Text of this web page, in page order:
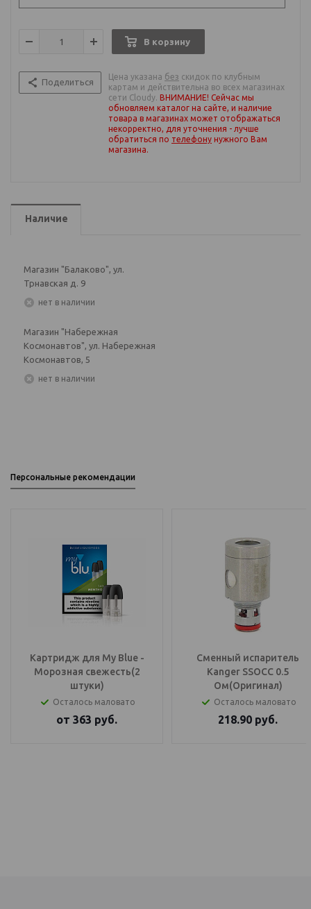
В корзину
Поделиться
Цена указана без скидок по клубным
картам и действительна во всех магазинах
сети Cloudy. ВНИМАНИЕ! Сейчас мы
обновляем каталог на сайте, и наличие
товара в магазинах может отображаться
некорректно, для уточнения - лучше
обратиться по телефону нужного Вам
магазина.
Наличие
Магазин "Балаково", ул.
Трнавская д. 9
Нет в наличии
Магазин "Набережная
Космонавтов", ул. Набережная
Космонавтов, 5
Нет в наличии
Персональные рекомендации
Картридж для My Blue -
Морозная свежесть(2
штуки)
Осталось маловато
от 363 руб.
Сменный испаритель
Kanger SSOCC 0.5
Ом(Оригинал)
Осталось маловато
218.90 руб.